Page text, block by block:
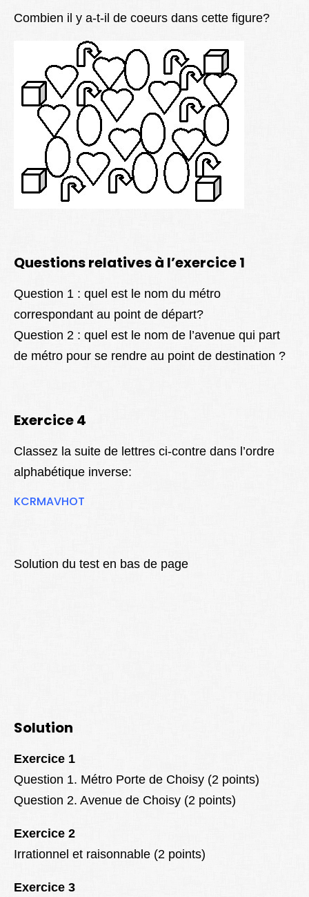
Combien il y a-t-il de coeurs dans cette figure?
Questions relatives à l’exercice 1
Question 1 : quel est le nom du métro
correspondant au point de départ?
Question 2 : quel est le nom de l’avenue qui part
de métro pour se rendre au point de destination ?
Exercice 4
Classez la suite de lettres ci-contre dans l’ordre
alphabétique inverse:
KCRMAVHOT
Solution du test en bas de page
Solution
Exercice 1
Question 1. Métro Porte de Choisy (2 points)
Question 2. Avenue de Choisy (2 points)
Exercice 2
Irrationnel et raisonnable (2 points)
Exercice 3